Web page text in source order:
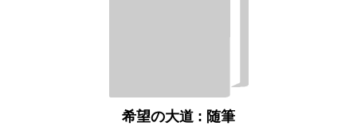
希望の大道 : 随筆